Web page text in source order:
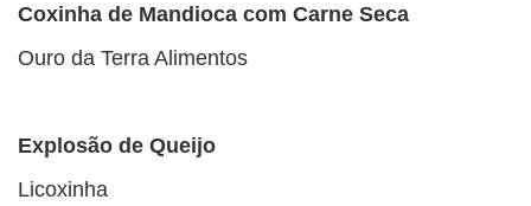
Coxinha de Mandioca com Carne Seca
Ouro da Terra Alimentos
Explosão de Queijo
Licoxinha